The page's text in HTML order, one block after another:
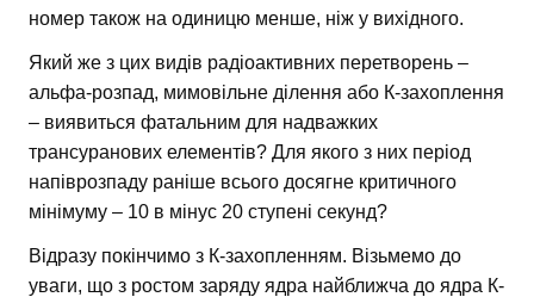
номер також на одиницю менше, ніж у вихідного.
Який же з цих видів радіоактивних перетворень –
альфа-розпад, мимовільне ділення або К-захоплення
– виявиться фатальним для надважких
трансуранових елементів? Для якого з них період
напіврозпаду раніше всього досягне критичного
мінімуму – 10 в мінус 20 ступені секунд?
Відразу покінчимо з К-захопленням. Візьмемо до
уваги, що з ростом заряду ядра найближча до ядра К-